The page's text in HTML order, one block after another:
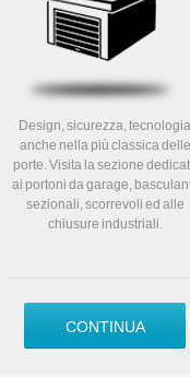
Design, sicurezza, tecnologia
anche nella più classica delle
porte. Visita la sezione
ai portoni da garage,
sezionali, scorrevoli ed alle
chiusure industriali.
CONTINUA